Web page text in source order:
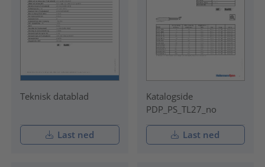
Teknisk datablad
Last ned
Katalogside
PDP_PS_TL27_no
Last ned